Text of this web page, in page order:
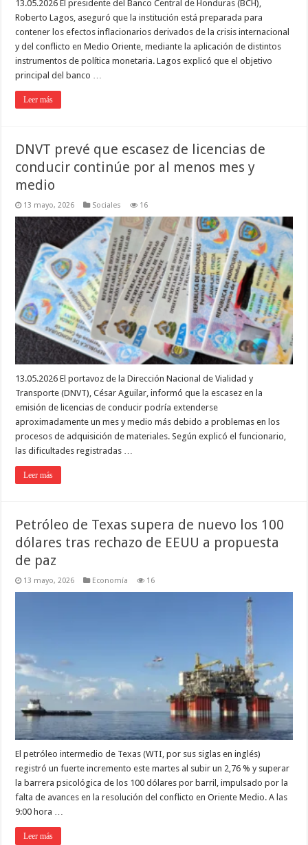
13.05.2026 El presidente del Banco Central de Honduras (BCH),
Roberto Lagos, aseguró que la institución está preparada para
contener los efectos inflacionarios derivados de la crisis internacional
y del conflicto en Medio Oriente, mediante la aplicación de distintos
instrumentos de política monetaria. Lagos explicó que el objetivo
principal del banco …
Leer más
DNVT prevé que escasez de licencias de
conducir continúe por al menos mes y
medio
13 mayo, 2026 Sociales 16
13.05.2026 El portavoz de la Dirección Nacional de Vialidad y
Transporte (DNVT), César Aguilar, informó que la escasez en la
emisión de licencias de conducir podría extenderse
aproximadamente un mes y medio más debido a problemas en los
procesos de adquisición de materiales. Según explicó el funcionario,
las dificultades registradas …
Leer más
Petróleo de Texas supera de nuevo los 100
dólares tras rechazo de EEUU a propuesta
de paz
13 mayo, 2026 Economía 16
El petróleo intermedio de Texas (WTI, por sus siglas en inglés)
registró un fuerte incremento este martes al subir un 2,76 % y superar
la barrera psicológica de los 100 dólares por barril, impulsado por la
falta de avances en la resolución del conflicto en Oriente Medio. A las
9:00 hora …
Leer más